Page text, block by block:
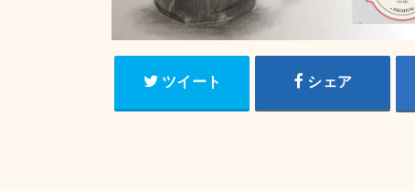
ツイート シェア